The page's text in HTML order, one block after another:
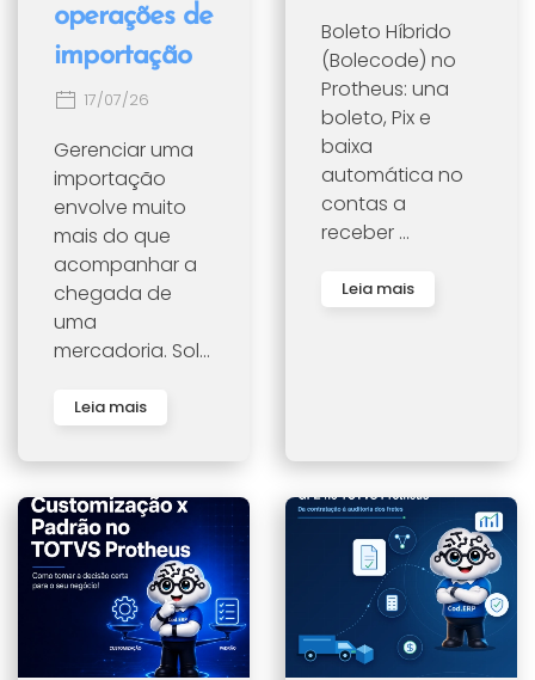
operações de
importação
17/07/26
Gerenciar uma
importação
envolve muito
mais do que
acompanhar a
chegada de
uma
mercadoria. Sol...
Leia mais
Boleto Híbrido
(Bolecode) no
Protheus: una
boleto, Pix e
baixa
automática no
contas a
receber ...
Leia mais